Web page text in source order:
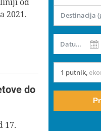
2021.
do
17.
Datum od
1 putnik,